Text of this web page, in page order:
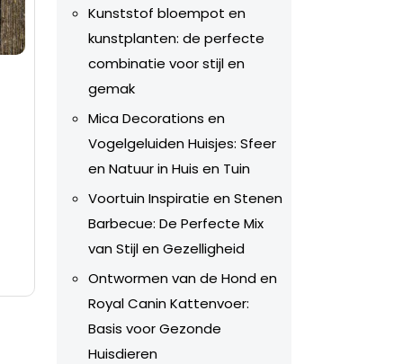
Kunststof bloempot en
kunstplanten: de perfecte
combinatie voor stijl en
gemak
Mica Decorations en
Vogelgeluiden Huisjes: Sfeer
en Natuur in Huis en Tuin
Voortuin Inspiratie en Stenen
Barbecue: De Perfecte Mix
van Stijl en Gezelligheid
Ontwormen van de Hond en
Royal Canin Kattenvoer:
Basis voor Gezonde
Huisdieren